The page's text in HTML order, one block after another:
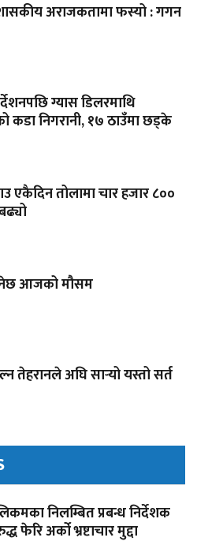
अराजकतामा फस्यो : गगन
ग्यास डिलरमाथि
कडा निगरानी, १७ ठाउँमा छड्के
एकैदिन तोलामा चार हजार ८००
आजको मौसम
तेहरानले अघि सार्‍यो यस्तो सर्त
निलम्बित प्रबन्ध निर्देशक
फेरि अर्को भ्रष्टाचार मुद्दा